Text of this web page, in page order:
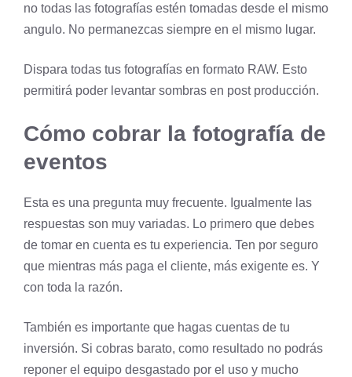
no todas las fotografías estén tomadas desde el mismo
angulo. No permanezcas siempre en el mismo lugar.
Dispara todas tus fotografías en formato RAW. Esto
permitirá poder levantar sombras en post producción.
Cómo cobrar la fotografía de
eventos
Esta es una pregunta muy frecuente. Igualmente las
respuestas son muy variadas. Lo primero que debes
de tomar en cuenta es tu experiencia. Ten por seguro
que mientras más paga el cliente, más exigente es. Y
con toda la razón.
También es importante que hagas cuentas de tu
inversión. Si cobras barato, como resultado no podrás
reponer el equipo desgastado por el uso y mucho